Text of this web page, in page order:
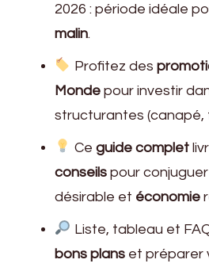
2026 : période idéale
malin.
Profitez des
Monde pour investir
structurantes (canapé,
Ce guide complet
conseils pour conjuguer
désirable et économie
Liste, tableau et
bons plans et préparer